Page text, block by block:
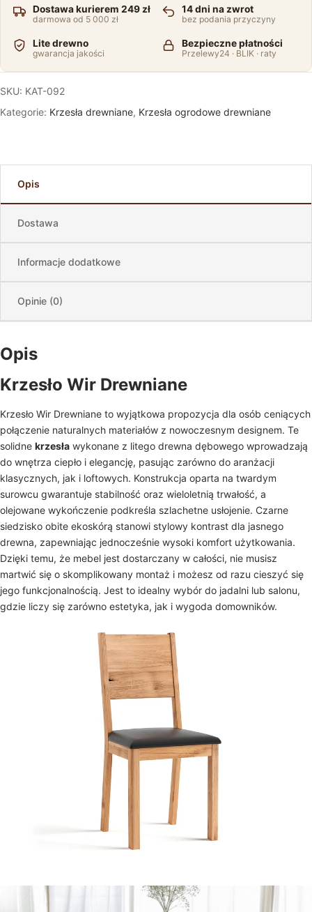
Dostawa kurierem 249 zł
darmowa od 5 000 zł
14 dni na zwrot
bez podania przyczyny
Lite drewno
gwarancja jakości
Bezpieczne płatności
Przelewy24 · BLIK · raty
SKU: KAT-092
Kategorie: Krzesła drewniane, Krzesła ogrodowe drewniane
Opis
Dostawa
Informacje dodatkowe
Opinie (0)
Opis
Krzesło Wir Drewniane
Krzesło Wir Drewniane to wyjątkowa propozycja dla osób ceniących
połączenie naturalnych materiałów z nowoczesnym designem. Te
solidne krzesła wykonane z litego drewna dębowego wprowadzają
do wnętrza ciepło i elegancję, pasując zarówno do aranżacji
klasycznych, jak i loftowych. Konstrukcja oparta na twardym
surowcu gwarantuje stabilność oraz wieloletnią trwałość, a
olejowane wykończenie podkreśla szlachetne usłojenie. Czarne
siedzisko obite ekoskórą stanowi stylowy kontrast dla jasnego
drewna, zapewniając jednocześnie wysoki komfort użytkowania.
Dzięki temu, że mebel jest dostarczany w całości, nie musisz
martwić się o skomplikowany montaż i możesz od razu cieszyć się
jego funkcjonalnością. Jest to idealny wybór do jadalni lub salonu,
gdzie liczy się zarówno estetyka, jak i wygoda domowników.